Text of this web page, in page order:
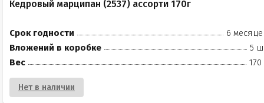
Кедровый марципан (2537) ассорти 170г
Срок годности
6
Вложений в коробке
5
Вес
170
Нет в наличии